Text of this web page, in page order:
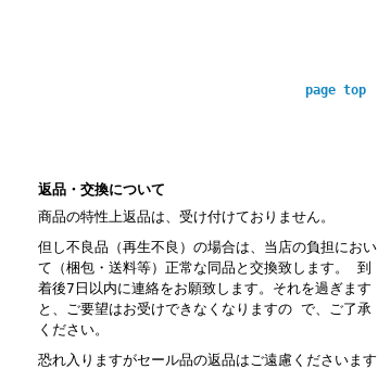
page top
返品・交換について
商品の特性上返品は、受け付けておりません。
但し不良品（再生不良）の場合は、当店の負担におい
て（梱包・送料等）正常な同品と交換致します。 到
着後7日以内に連絡をお願致します。それを過ぎます
と、ご要望はお受けできなくなりますの で、ご了承
ください。
恐れ入りますがセール品の返品はご遠慮くださいます